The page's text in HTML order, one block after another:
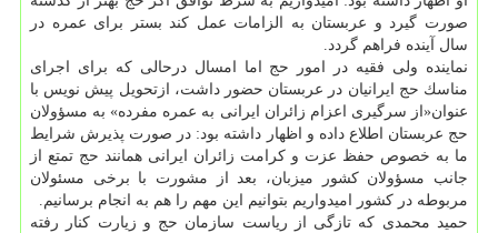
صورت گیرد و عربستان به الزامات عمل كند بستر برای عمره در
سال آینده فراهم گردد.
نماینده ولی فقیه در امور حج اما امسال درحالی كه برای اجرای
مناسك حج ایرانیان در عربستان حضور داشت، ازتحویل پیش نویس با
عنوان«از سرگیری اعزام زائران ایرانی به عمره مفرده» به مسؤولان
حج عربستان اطلاع داده و اظهار داشته بود: در صورت پذیرش شرایط
ما به خصوص حفظ عزت و كرامت زائران ایرانی همانند حج تمتع از
جانب مسؤولان كشور میزبان، بعد از مشورت با برخی مسئولان
مربوطه در كشور امیدواریم بتوانیم این مهم را هم به انجام برسانیم.
حمید محمدی كه تازگی از ریاست سازمان حج و زیارت كنار رفته